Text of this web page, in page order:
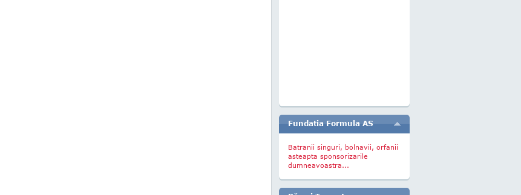
Fundatia Formula AS
Batranii singuri, bolnavii, orfanii
asteapta sponsorizarile
dumneavoastra...